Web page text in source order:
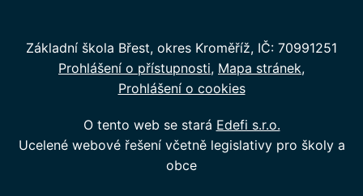
Základní škola Břest, okres Kroměříž, IČ: 70991251
Prohlášení o přístupnosti Mapa stránek
Prohlášení o cookies
O tento web se stará Edefi s.r.o.
Ucelené webové řešení včetně legislativy pro školy a
obce